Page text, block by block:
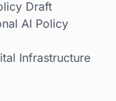
Draft
AI Policy
Infrastructure